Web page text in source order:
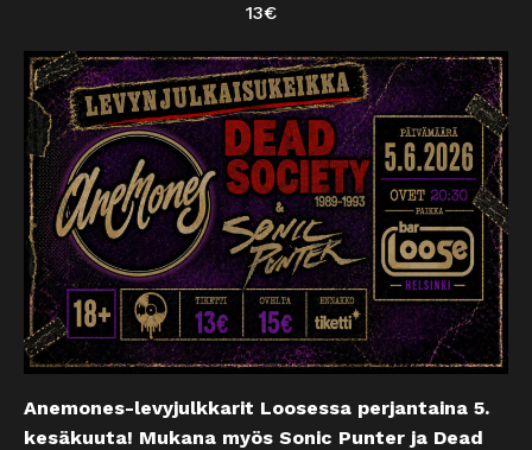
13€
Anemones-levyjulkkarit Loosessa perjantaina 5.
kesäkuuta! Mukana myös Sonic Punter ja Dead